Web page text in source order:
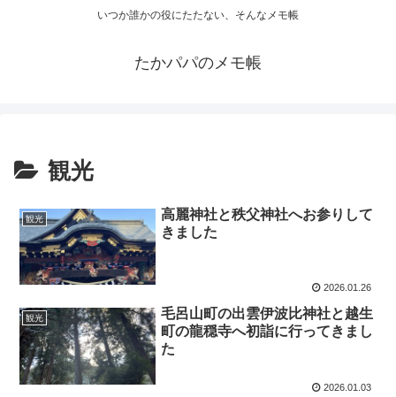
いつか誰かの役にたたない、そんなメモ帳
たかパパのメモ帳
観光
観光
高麗神社と秩父神社へお参りして
きました
2026.01.26
観光
毛呂山町の出雲伊波比神社と越生
町の龍穏寺へ初詣に行ってきまし
た
2026.01.03